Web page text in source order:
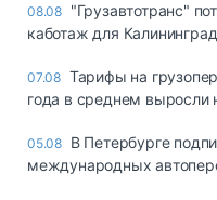
08.08 "Грузавтотранс"
каботаж для
07.08 Тарифы на
года в среднем выросли
05.08 В Петербурге
международных